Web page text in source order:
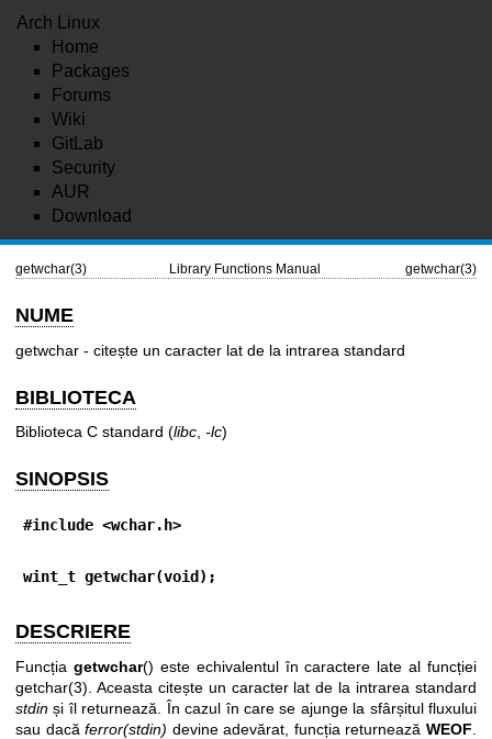
Arch Linux
Home
Packages
Forums
Wiki
GitLab
Security
AUR
Download
getwchar(3) Library Functions Manual getwchar(3)
NUME
getwchar - citește un caracter lat de la intrarea standard
BIBLIOTECA
Biblioteca C standard (libc -lc)
SINOPSIS
#include <wchar.h>
wint_t getwchar(void);
DESCRIERE
Funcția getwchar() este echivalentul în caractere late al funcției
getchar(3) . Aceasta citește un caracter lat de la intrarea standard
stdin și îl returnează. În cazul în care se ajunge la sfârșitul fluxului
sau dacăferror(stdin) devine adevărat, funcția returneazăWEOF